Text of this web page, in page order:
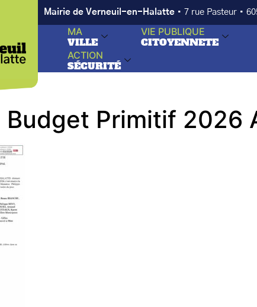
Mairie de Verneuil-en-Halatte • 7 rue Pasteur •
MA
VILLE
VIE PUBLIQUE
CITOYENNETE
ACTION
SÉCURITÉ
Primitif 2026